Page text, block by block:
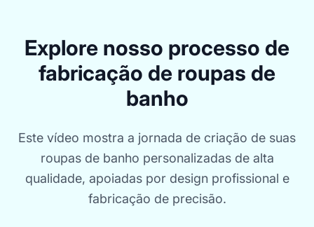
Explore nosso processo de
fabricação de roupas de
banho
Este vídeo mostra a jornada de criação de suas
roupas de banho personalizadas de alta
qualidade, apoiadas por design profissional e
fabricação de precisão.